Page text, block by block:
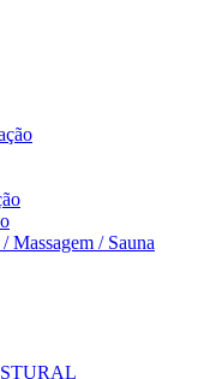
Massagem / Sauna